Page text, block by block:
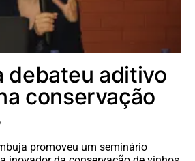
debateu aditivo
conservação
promoveu um seminário